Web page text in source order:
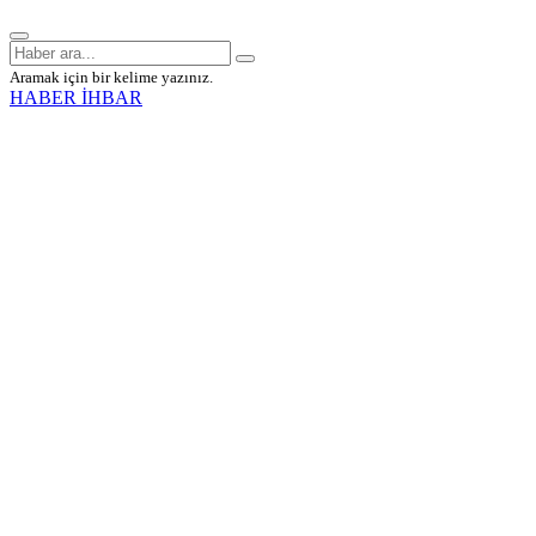
Aramak için bir kelime yazınız.
HABER İHBAR